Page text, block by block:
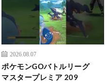
2026.08.07
ポケモンGOバトルリーグ
マスタープレミア 209